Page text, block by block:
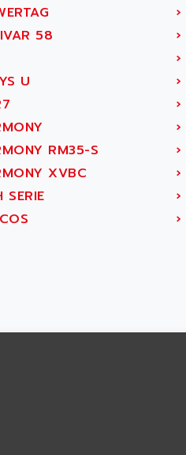
›
58 ›
›
U ›
›
›
RM35-S ›
XVBC ›
SERIE ›
›